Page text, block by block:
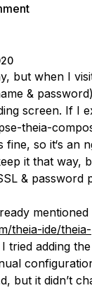
but when I
&
screen. If I
theia-
so it‘s an
it that way,
& password
mentioned
theia-ide/theia-
I tried adding
but it didn’t